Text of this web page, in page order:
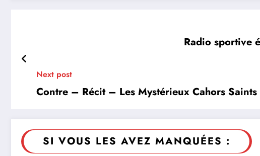
Radio sportive
Next post
Contre – Récit – Les Mystérieux Cahors Saints
SI VOUS LES AVEZ MANQUÉES :